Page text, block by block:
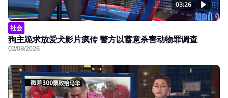
03:26
社会
狗主跪求放爱犬影片疯传 警方以蓄意杀害动物罪调查
02/08/2026